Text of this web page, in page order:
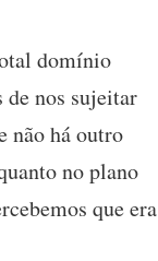
domínio
de nos sujeitar
não há outro
no plano
que era